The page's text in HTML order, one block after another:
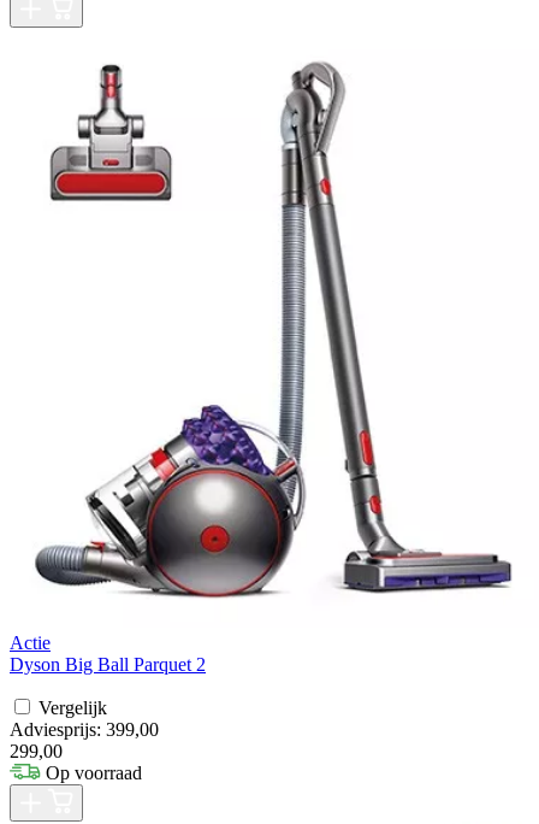
Actie
Dyson Big Ball Parquet 2
Vergelijk
Adviesprijs: 399,00
299,00
Op voorraad